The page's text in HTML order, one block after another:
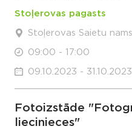
Stoļerovas pagasts
Stoļerovas Saietu nams
09:00 - 17:00
09.10.2023 - 31.10.2023
Fotoizstāde
liecinieces"